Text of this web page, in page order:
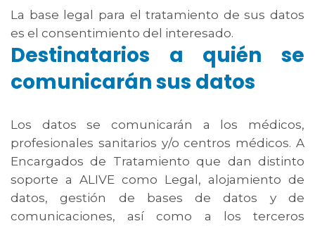
La base legal para el tratamiento de sus datos
es el consentimiento del interesado.
Destinatarios a quién se
comunicarán sus datos
Los datos se comunicarán a los médicos,
profesionales sanitarios y/o centros médicos. A
Encargados de Tratamiento que dan distinto
soporte a ALIVE como Legal, alojamiento de
datos, gestión de bases de datos y de
comunicaciones, así como a los terceros